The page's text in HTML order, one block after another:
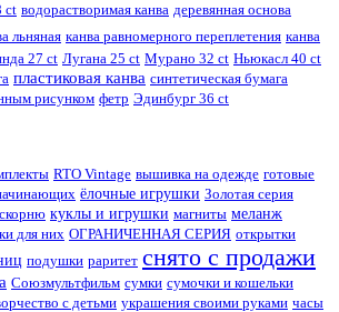
ct водорастворимая канва деревянная основа
льняная канва равномерного переплетения канва
27 ct Лугана 25 ct Мурано 32 ct Ньюкасл 40 ct
пластиковая канва синтетическая бумага
рисунком фетр Эдинбург 36 ct
RTO Vintage вышивка на одежде готовые
ёлочные игрушки Золотая серия
куклы и игрушки магниты меланж
для них ОГРАНИЧЕННАЯ СЕРИЯ открытки
подушки раритет снято с продажи
Союзмультфильм сумки сумочки и кошельки
с детьми украшения своими руками часы